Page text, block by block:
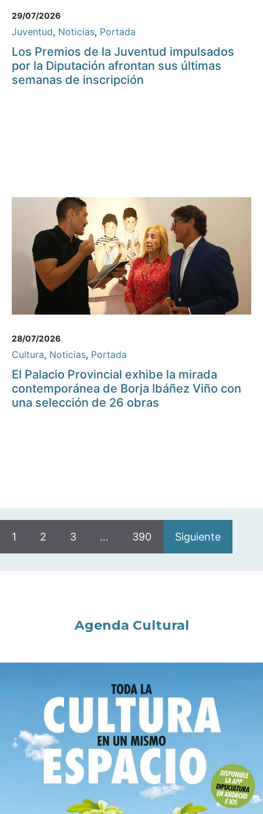
29/07/2026
Juventud, Noticias, Portada
Los Premios de la Juventud impulsados
por la Diputación afrontan sus últimas
semanas de inscripción
28/07/2026
Cultura, Noticias, Portada
El Palacio Provincial exhibe la mirada
contemporánea de Borja Ibáñez Viño con
una selección de 26 obras
1 2 3 … 390 Siguiente
Agenda Cultural